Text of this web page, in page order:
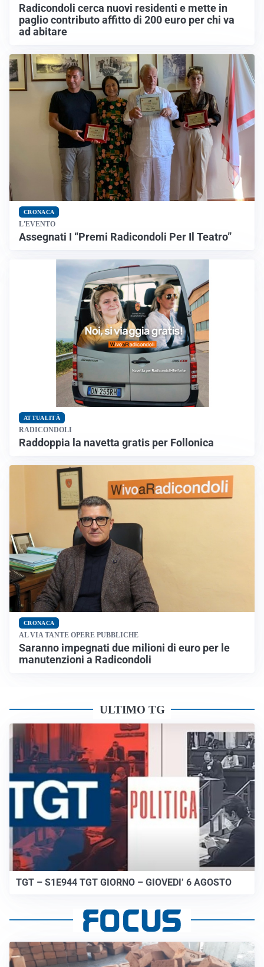
Radicondoli cerca nuovi residenti e mette in
paglio contributo affitto di 200 euro per chi va
ad abitare
CRONACA
L'EVENTO
Assegnati I “Premi Radicondoli Per Il Teatro”
ATTUALITÀ
RADICONDOLI
Raddoppia la navetta gratis per Follonica
CRONACA
AL VIA TANTE OPERE PUBBLICHE
Saranno impegnati due milioni di euro per le
manutenzioni a Radicondoli
ULTIMO TG
TGT – S1E944 TGT GIORNO – GIOVEDI’ 6 AGOSTO